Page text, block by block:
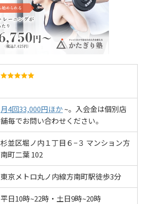
月4回33,000円ほか~。入会金は個別店
舗毎でお問い合わせください。
杉並区堀ノ内１丁目６−３ マンション方
南町二葉 102
東京メトロ丸ノ内線方南町駅徒歩3分
平日10時~22時・土日9時~20時